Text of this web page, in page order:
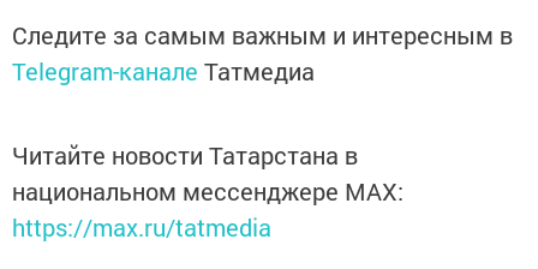
Следите за самым важным и интересным в
Telegram-канале Татмедиа
Читайте новости Татарстана в
национальном мессенджере MАХ:
https://max.ru/tatmedia